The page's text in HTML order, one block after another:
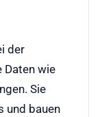
der
Daten wie
Sie
und bauen